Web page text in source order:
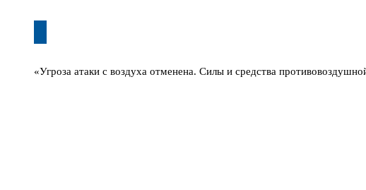
«Угроза атаки с воздуха отменена. Силы и средства